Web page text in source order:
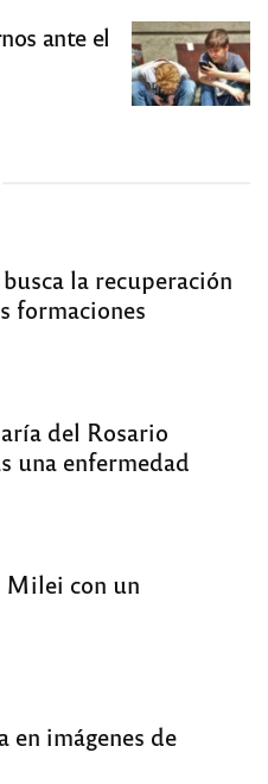
ante el
la recuperación
formaciones
del Rosario
una enfermedad
Milei con un
en imágenes de